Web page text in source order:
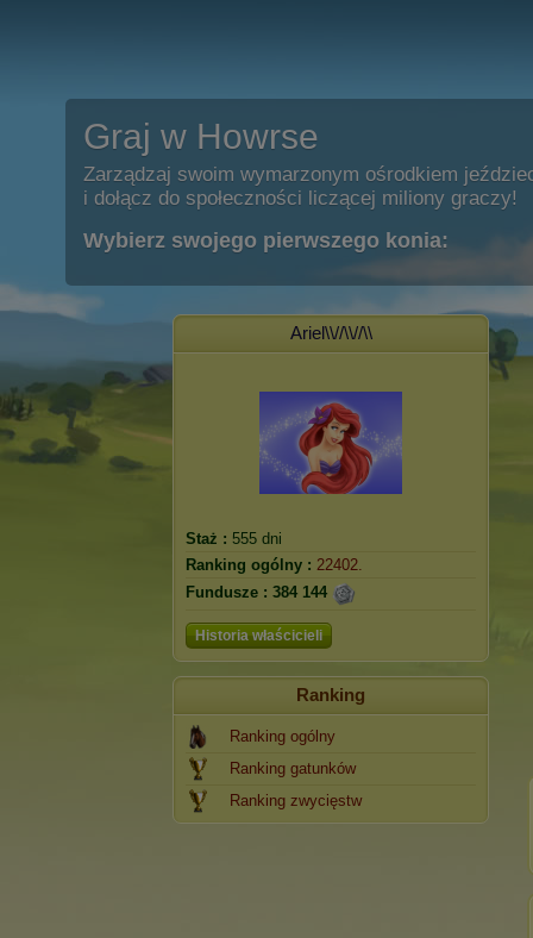
Graj w Howrse
Zarządzaj swoim wymarzonym ośrodkiem
i dołącz do społeczności liczącej miliony graczy!
Wybierz swojego pierwszego konia:
Ariel\\//\\//\\
Staż : 555 dni
Ranking ogólny : 22402.
Fundusze : 384 144
Historia właścicieli
Ranking
Ranking ogólny
Ranking gatunków
Ranking zwycięstw